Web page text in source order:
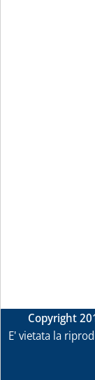
Copyright
E' vietata la